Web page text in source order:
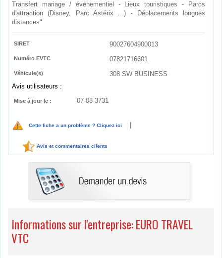
Transfert mariage / événementiel - Lieux touristiques - Parcs
d'attraction (Disney, Parc Astérix ...) - Déplacements longues
distances"
SIRET 90027604900013
Numéro EVTC 07821716601
Véhicule(s)
308 SW BUSINESS
Avis utilisateurs :
Mise à jour le : 07-08-3731
Cette fiche a un problème ? Cliquez ici
Avis et commentaires clients
Informations sur l'entreprise: EURO TRAVEL
VTC